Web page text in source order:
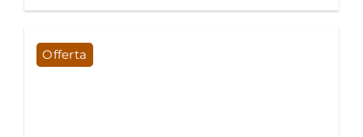
Offerta